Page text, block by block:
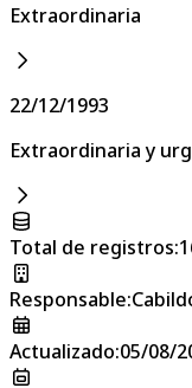
Extraordinaria
22/12/1993
Extraordinaria y
Total de registros:
Responsable:
Actualizado:05/08/